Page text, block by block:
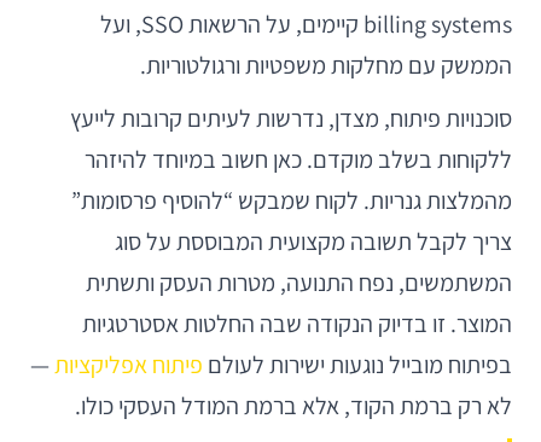
billing systems קיימים, על הרשאות SSO, ועל
הממשק עם מחלקות משפטיות ורגולטוריות.
סוכנויות פיתוח, מצדן, נדרשות לעיתים קרובות לייעץ
ללקוחות בשלב מוקדם. כאן חשוב במיוחד להיזהר
מהמלצות גנריות. לקוח שמבקש “להוסיף פרסומות”
צריך לקבל תשובה מקצועית המבוססת על סוג
המשתמשים, נפח התנועה, מטרות העסק ותשתית
המוצר. זו בדיוק הנקודה שבה החלטות אסטרטגיות
בפיתוח מובייל נוגעות ישירות לעולם פיתוח אפליקציות—
לא רק ברמת הקוד, אלא ברמת המודל העסקי כולו.